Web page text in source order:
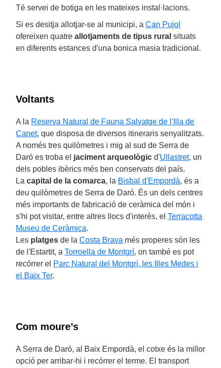
Té servei de botiga en les mateixes instal·lacions.
Si es desitja allotjar-se al municipi, a Can Pujol
ofereixen quatre allotjaments de tipus rural situats
en diferents estances d'una bonica masia tradicional.
Voltants
A la Reserva Natural de Fauna Salvatge de l'Illa de
Canet, que disposa de diversos itineraris senyalitzats.
A només tres quilòmetres i mig al sud de Serra de
Daró es troba el jaciment arqueològic d'Ullastret, un
dels pobles ibèrics més ben conservats del país.
La capital de la comarca, la Bisbal d'Empordà, és a
deu quilòmetres de Serra de Daró. És un dels centres
més importants de fabricació de ceràmica del món i
s'hi pot visitar, entre altres llocs d'interès, el Terracotta
Museu de Ceràmica.
Les platges de la Costa Brava més properes són les
de l'Estartit, a Torroella de Montgrí, on també es pot
recórrer el Parc Natural del Montgrí, les Illes Medes i
el Baix Ter.
Com moure’s
A Serra de Daró, al Baix Empordà, el cotxe és la millor
opció per arribar-hi i recórrer el terme. El transport